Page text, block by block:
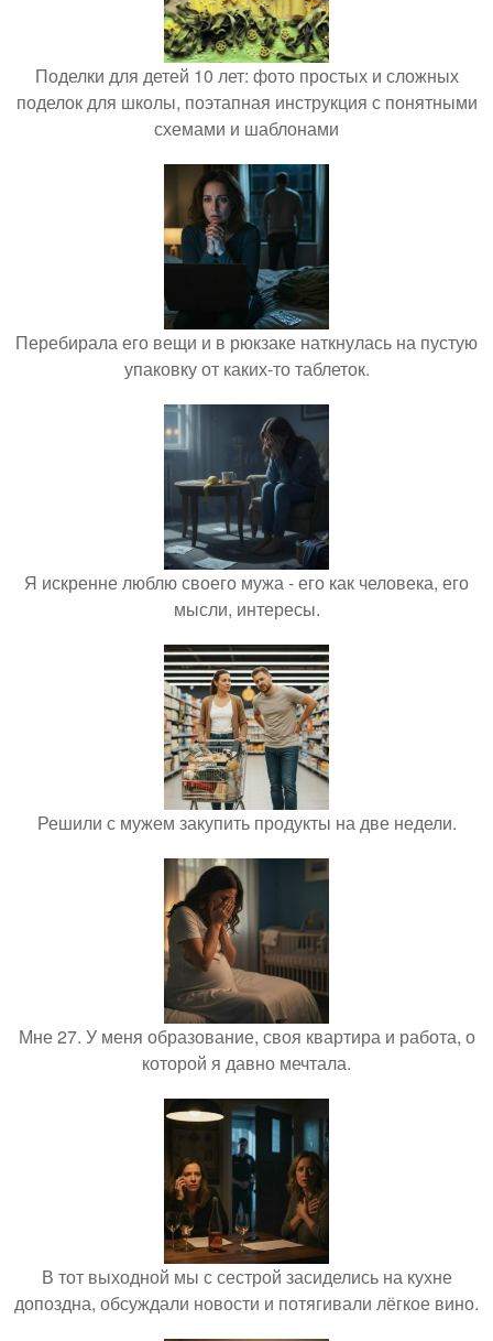
Поделки для детей 10 лет: фото простых и сложных
поделок для школы, поэтапная инструкция с понятными
схемами и шаблонами
Перебирала его вещи и в рюкзаке наткнулась на пустую
упаковку от каких-то таблеток.
Я искренне люблю своего мужа - его как человека, его
мысли, интересы.
Решили с мужем закупить продукты на две недели.
Мне 27. У меня образование, своя квартира и работа, о
которой я давно мечтала.
В тот выходной мы с сестрой засиделись на кухне
допоздна, обсуждали новости и потягивали лёгкое вино.